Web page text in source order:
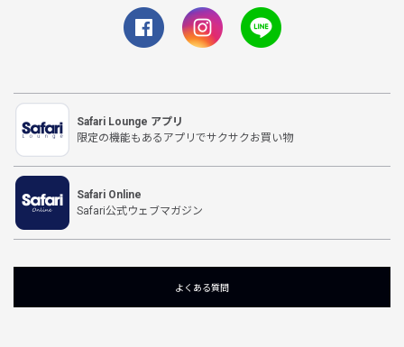
Safari Lounge アプリ
限定の機能もあるアプリでサクサクお買い物
Safari Online
Safari公式ウェブマガジン
よくある質問